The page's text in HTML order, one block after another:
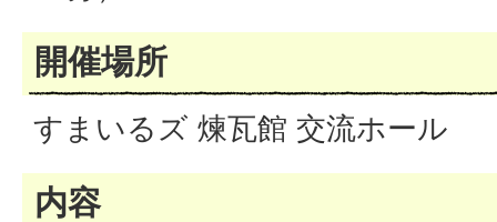
開催場所
すまいるズ 煉瓦館 交流ホール
内容